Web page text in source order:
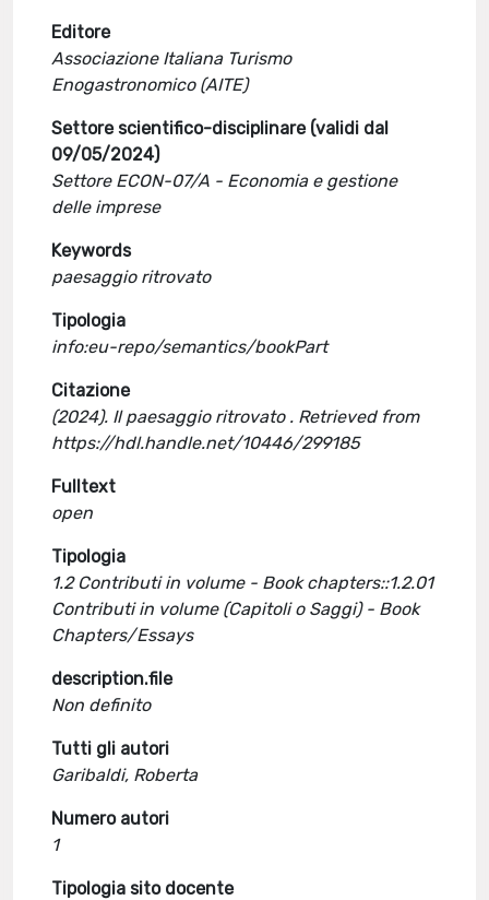
Editore
Associazione Italiana Turismo
Enogastronomico (AITE)
Settore scientifico-disciplinare (validi dal
09/05/2024)
Settore ECON-07/A - Economia e gestione
delle imprese
Keywords
paesaggio ritrovato
Tipologia
info:eu-repo/semantics/bookPart
Citazione
(2024). Il paesaggio ritrovato . Retrieved from
https://hdl.handle.net/10446/299185
Fulltext
open
Tipologia
1.2 Contributi in volume - Book chapters::1.2.01
Contributi in volume (Capitoli o Saggi) - Book
Chapters/Essays
description.file
Non definito
Tutti gli autori
Garibaldi, Roberta
Numero autori
1
Tipologia sito docente